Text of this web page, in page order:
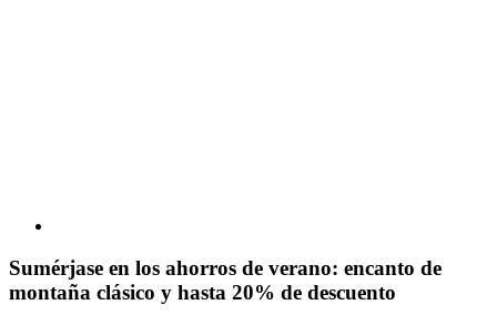
Sumérjase en los ahorros de verano: encanto de
montaña clásico y hasta 20% de descuento